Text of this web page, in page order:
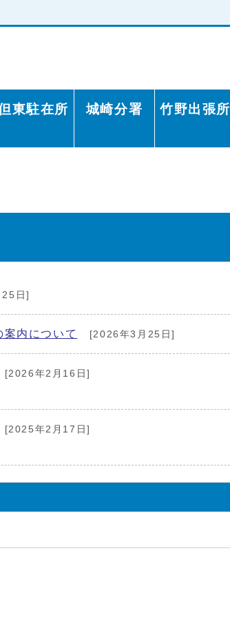
東駐在所 城崎分署 竹野出張所
日]
内について [2026年3月25日]
[2026年2月16日]
[2025年2月17日]